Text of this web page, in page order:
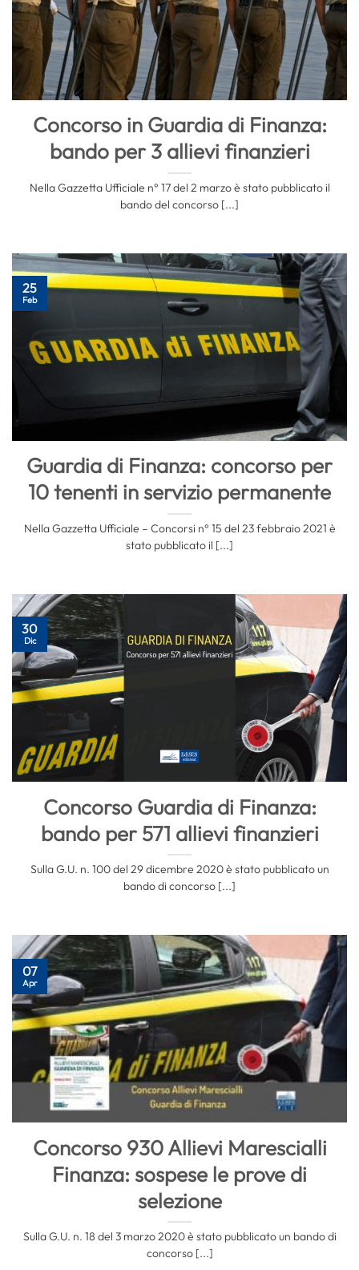
Concorso in Guardia di Finanza:
bando per 3 allievi finanzieri
Nella Gazzetta Ufficiale n° 17 del 2 marzo è stato pubblicato il
bando del concorso [...]
Guardia di Finanza: concorso per
10 tenenti in servizio permanente
Nella Gazzetta Ufficiale – Concorsi n° 15 del 23 febbraio 2021 è
stato pubblicato il [...]
25
Feb
Concorso Guardia di Finanza:
bando per 571 allievi finanzieri
Sulla G.U. n. 100 del 29 dicembre 2020 è stato pubblicato un
bando di concorso [...]
30
Dic
Concorso 930 Allievi Marescialli
Finanza: sospese le prove di
selezione
Sulla G.U. n. 18 del 3 marzo 2020 è stato pubblicato un bando di
concorso [...]
07
Apr